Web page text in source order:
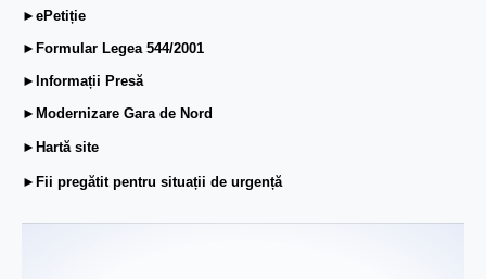
►ePetiție
►Formular Legea 544/2001
►Informații Presă
►Modernizare Gara de Nord
►Hartă site
►Fii pregătit pentru situații de urgență